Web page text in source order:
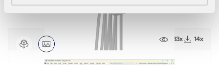
163x 14x